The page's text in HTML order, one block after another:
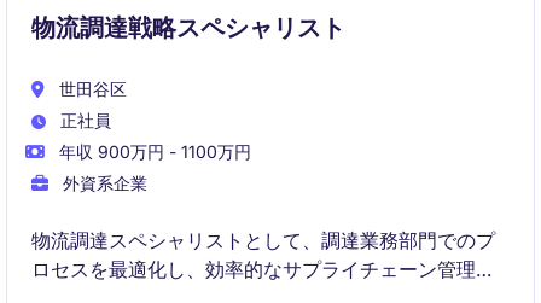
物流調達戦略スペシャリスト
世田谷区
正社員
年収 900万円 - 1100万円
外資系企業
物流調達スペシャリストとして、調達業務部門でのプ
ロセスを最適化し、効率的なサプライチェーン管理を